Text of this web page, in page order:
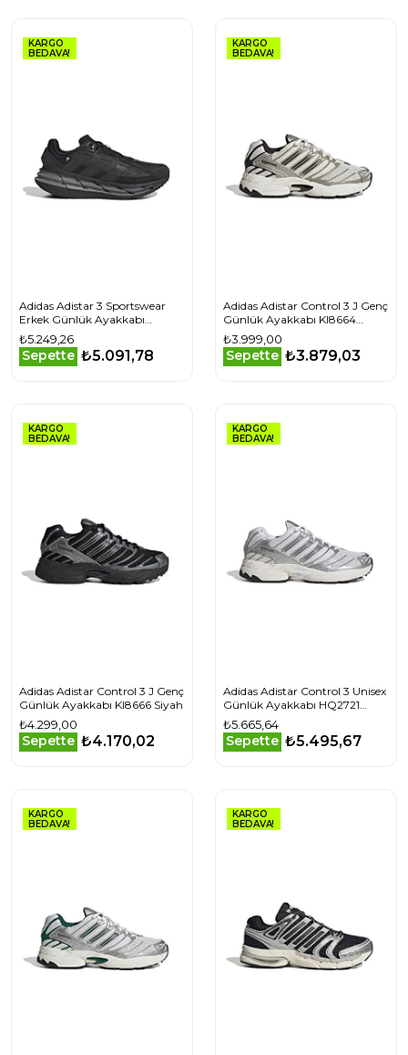
KARGO
BEDAVA!
Adidas Adistar 3 Sportswear
Erkek Günlük Ayakkabı
JP7386 Renkli
₺5.249,26
Sepette ₺5.091,78
KARGO
BEDAVA!
Adidas Adistar Control 3 J Genç
Günlük Ayakkabı KI8664
Beyaz
₺3.999,00
Sepette ₺3.879,03
KARGO
BEDAVA!
Adidas Adistar Control 3 J Genç
Günlük Ayakkabı KI8666 Siyah
₺4.299,00
Sepette ₺4.170,02
KARGO
BEDAVA!
Adidas Adistar Control 3 Unisex
Günlük Ayakkabı HQ2721
Beyaz
₺5.665,64
Sepette ₺5.495,67
KARGO
BEDAVA!
KARGO
BEDAVA!